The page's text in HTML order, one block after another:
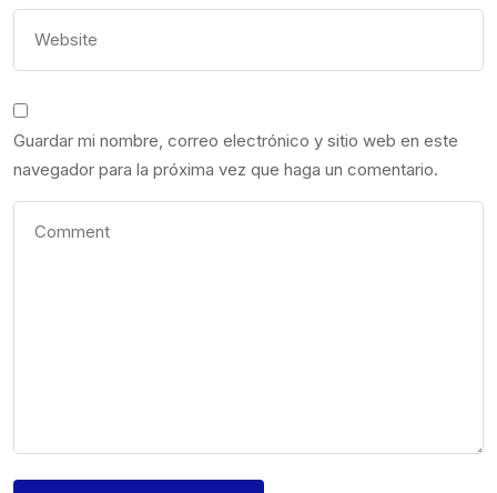
Guardar mi nombre, correo electrónico y sitio web en este
navegador para la próxima vez que haga un comentario.